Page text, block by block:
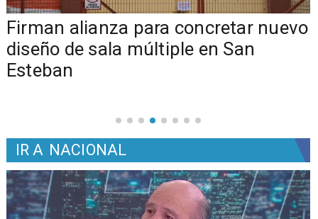
​​Firman alianza para concretar nuevo
diseño de sala múltiple en San
Esteban
IR A NACIONAL